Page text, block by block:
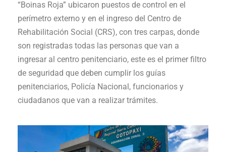
“Boinas Roja” ubicaron puestos de control en el
perímetro externo y en el ingreso del Centro de
Rehabilitación Social (CRS), con tres carpas, donde
son registradas todas las personas que van a
ingresar al centro penitenciario, este es el primer filtro
de seguridad que deben cumplir los guías
penitenciarios, Policía Nacional, funcionarios y
ciudadanos que van a realizar trámites.